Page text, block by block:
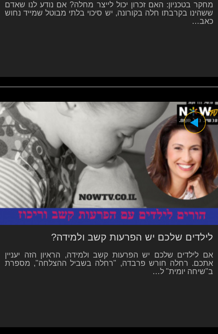
מחקר בטכניון: האם זכרון יכול לייצר מחלה? אם נודע לנו שאדם
ששהינו בקרבתו חלה בקורונה, יש סיכוי בלתי מבוטל שמייד נחוש
כאב…
לילדים שלכם יש הפרעות קשב ולמידה?
אם לילדים שלכם יש הפרעות קשב ולמידה, הראיון הזה יעניין
אתכם. רחלה חורש פרבדה, "רחלה בשביל ההצלחה", מספרת
ב"שיחה יומית" ל…